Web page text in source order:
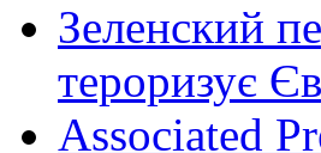
Зеленский
тероризує
Associated